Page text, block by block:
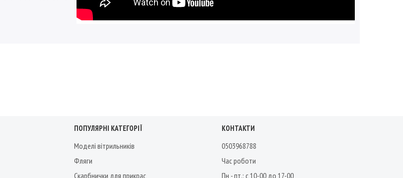
ПОПУЛЯРНІ КАТЕГОРІЇ
Моделі вітрильників
Фляги
Скарбнички для прикрас
КОНТАКТИ
0503968788
Час роботи
Пн - пт.: с 10-00 до 17-00